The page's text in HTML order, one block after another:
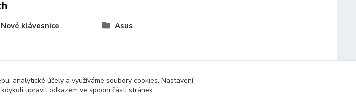
Nové klávesnice Asus
analytické účely a využíváme soubory cookies. Nastavení
upravit odkazem ve spodní části stránek.